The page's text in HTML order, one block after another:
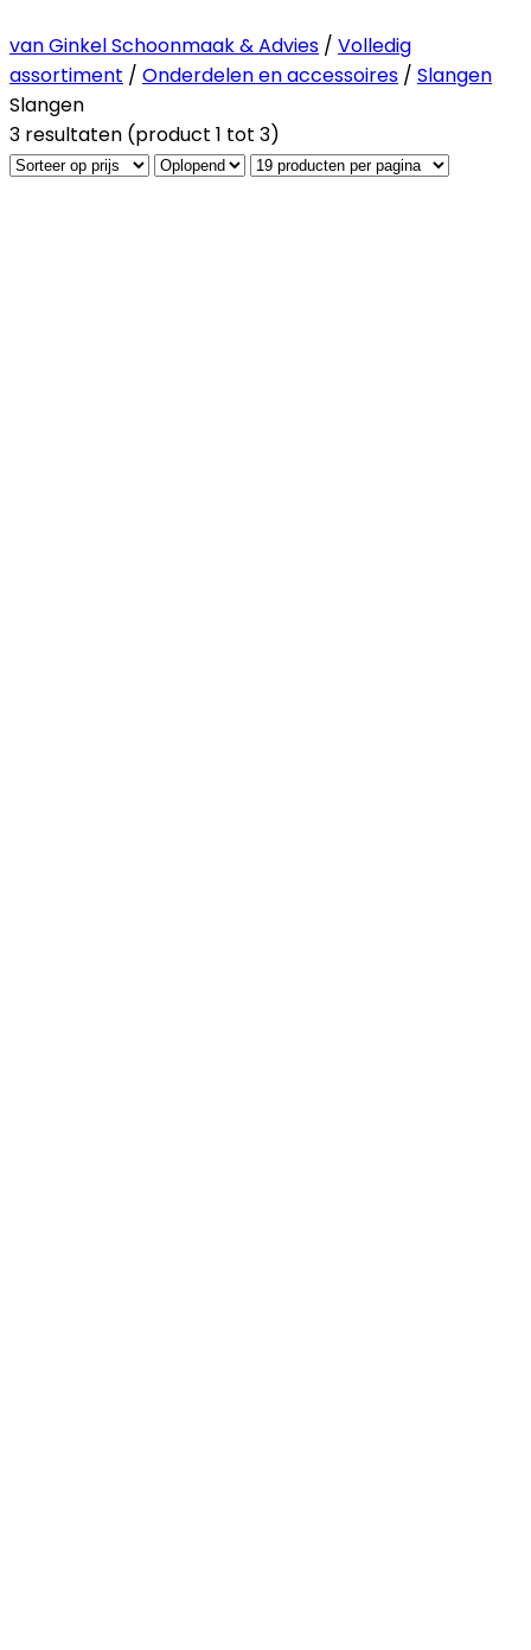
van Ginkel Schoonmaak & Advies / Volledig
assortiment / Onderdelen en accessoires / Slangen
Slangen
3 resultaten (product 1 tot 3)